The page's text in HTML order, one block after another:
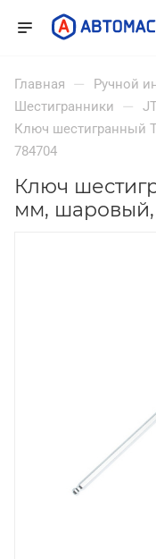
Главная — Ручной
Шестигранники —
Ключ шестигранный
784704
Ключ
мм, шаровый,